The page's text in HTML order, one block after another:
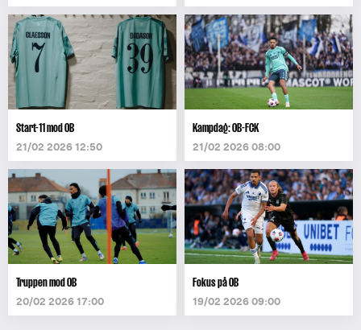
Start-11 mod OB
21/02 2026 12:50
Kampdag: OB-FCK
21/02 2026 08:00
Truppen mod OB
20/02 2026 17:00
Fokus på OB
19/02 2026 09:00